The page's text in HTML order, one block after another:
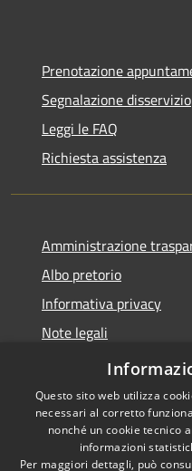
Prenotazione
Segnalazione disservizio
Leggi le FAQ
Richiesta assistenza
Amministrazione
Albo pretorio
Informativa privacy
Note legali
Dichiarazione di
Questo sito web utilizza
necessari al corretto
nonché un cookie tecnico
informazioni
Per maggiori dettagli, può